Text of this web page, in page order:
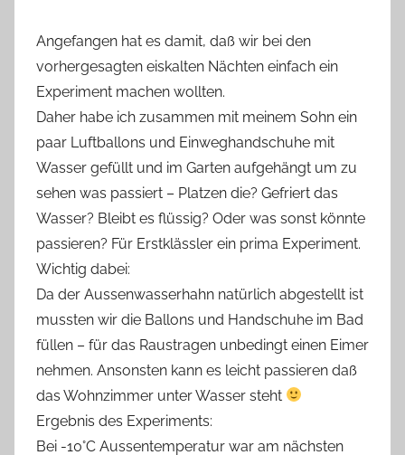
Angefangen hat es damit, daß wir bei den
vorhergesagten eiskalten Nächten einfach ein
Experiment machen wollten.
Daher habe ich zusammen mit meinem Sohn ein
paar Luftballons und Einweghandschuhe mit
Wasser gefüllt und im Garten aufgehängt um zu
sehen was passiert – Platzen die? Gefriert das
Wasser? Bleibt es flüssig? Oder was sonst könnte
passieren? Für Erstklässler ein prima Experiment.
Wichtig dabei:
Da der Aussenwasserhahn natürlich abgestellt ist
mussten wir die Ballons und Handschuhe im Bad
füllen – für das Raustragen unbedingt einen Eimer
nehmen. Ansonsten kann es leicht passieren daß
das Wohnzimmer unter Wasser steht
Ergebnis des Experiments:
Bei -10°C Aussentemperatur war am nächsten